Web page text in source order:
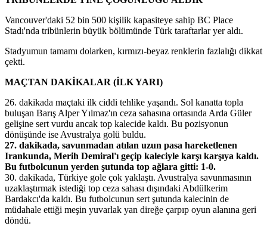
Vancouver'daki 52 bin 500 kişilik kapasiteye sahip BC Place
Stadı'nda tribünlerin büyük bölümünde Türk taraftarlar yer aldı.
Stadyumun tamamı dolarken, kırmızı-beyaz renklerin fazlalığı dikkat
çekti.
MAÇTAN DAKİKALAR (İLK YARI)
26. dakikada maçtaki ilk ciddi tehlike yaşandı. Sol kanatta topla
buluşan Barış Alper Yılmaz'ın ceza sahasına ortasında Arda Güler
gelişine sert vurdu ancak top kalecide kaldı. Bu pozisyonun
dönüşünde ise Avustralya golü buldu.
27. dakikada, savunmadan atılan uzun pasa hareketlenen
Irankunda, Merih Demiral'ı geçip kaleciyle karşı karşıya kaldı.
Bu futbolcunun yerden şutunda top ağlara gitti: 1-0.
30. dakikada, Türkiye gole çok yaklaştı. Avustralya savunmasının
uzaklaştırmak istediği top ceza sahası dışındaki Abdülkerim
Bardakcı'da kaldı. Bu futbolcunun sert şutunda kalecinin de
müdahale ettiği meşin yuvarlak yan direğe çarpıp oyun alanına geri
döndü.